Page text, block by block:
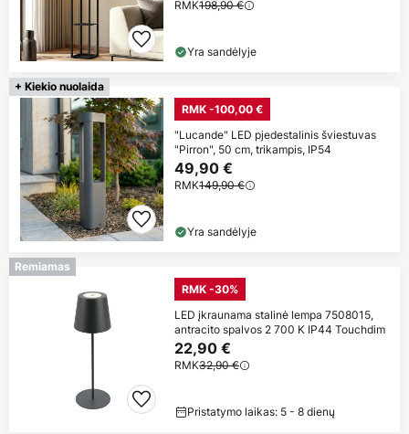
RMK198,90 €
Yra sandėlyje
+ Kiekio nuolaida
RMK -100,00 €
"Lucande" LED pjedestalinis šviestuvas
"Pirron", 50 cm, trikampis, IP54
49,90 €
RMK149,90 €
Yra sandėlyje
Remiamas
RMK -30%
LED įkraunama stalinė lempa 7508015,
antracito spalvos 2 700 K IP44 Touchdim
22,90 €
RMK32,90 €
Pristatymo laikas: 5 - 8 dienų